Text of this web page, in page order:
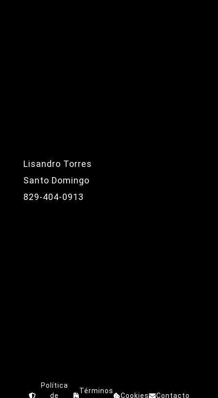
Lisandro Torres
Santo Domingo
829-404-0913
Política
de
Términos
Cookies Contacto